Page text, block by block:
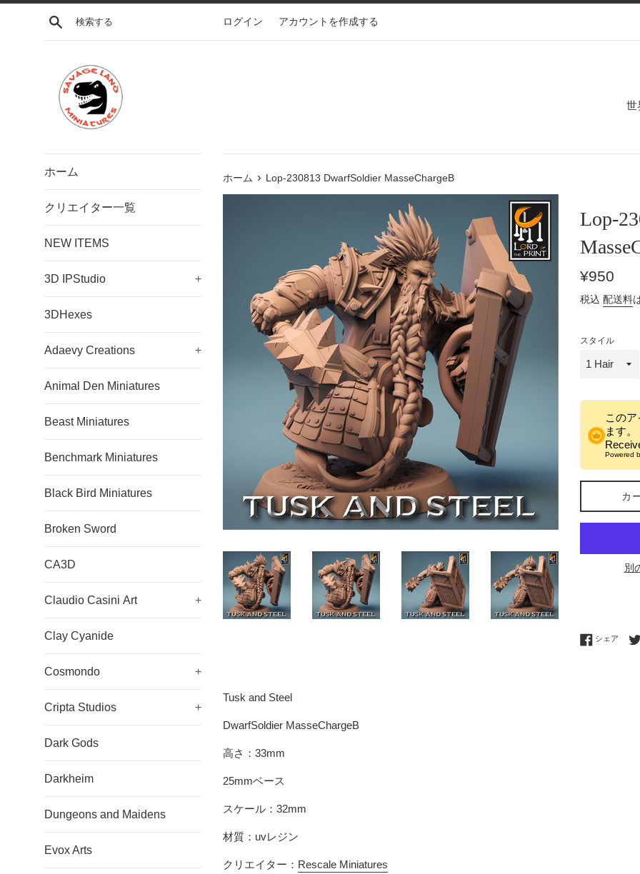
コ
検索する ログイン アカウントを作成する
世
ホーム
クリエイター一覧
NEW ITEMS
3D IPStudio +
3DHexes
Adaevy Creations +
Animal Den Miniatures
Beast Miniatures
Benchmark Miniatures
Black Bird Miniatures
Broken Sword
CA3D
Claudio Casini Art +
Clay Cyanide
Cosmondo +
Cripta Studios +
Dark Gods
Darkheim
Dungeons and Maidens
Evox Arts
ホーム › Lop-230813 DwarfSoldier MasseChargeB
Lop-
通
価
¥950
税込 配送料
スタイル
この
ます。
Powered
カ
別
シェア
Tusk and Steel
DwarfSoldier MasseChargeB
高さ：33mm
25mmベース
スケール：32mm
材質：uvレジン
クリエイター： Rescale Miniatures